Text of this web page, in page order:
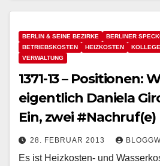
BERLIN & SEINE BEZIRKE
BERLINER
BETRIEBSKOSTEN
HEIZKOSTEN
VERWALTUNG
1371-13 – Positionen:
eigentlich Daniela
Ein, zwei #Nachruf(e)
28. FEBRUAR 2013
Es ist Heizkosten- und